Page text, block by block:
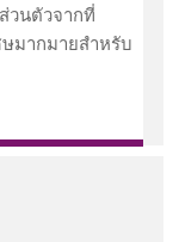
วนตัวจากที่
มากมายสำหรับ